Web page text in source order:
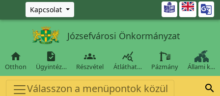
Ugrás a fő tartalomra
Kapcsolat 
Józsefvárosi Önkormányzat

Otthon

Ügyintéz…

Részvétel

Átláthat… Pázmány Állami k…
Válasszon a menüpontok közül 